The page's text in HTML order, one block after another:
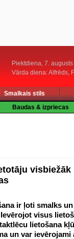
Piektdiena, 7. augusts
Vārda diena: Alfrēds,
Smalkais stils
Baudas & izpriecas
visbiežāk
ir ļoti smalks
visus
lietošana
un var ievērojami